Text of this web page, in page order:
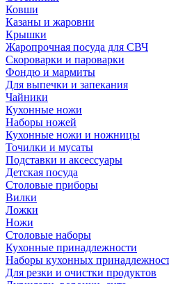
Ковши
Казаны и жаровни
Крышки
Жаропрочная посуда для СВЧ
Скороварки и пароварки
Фондю и мармиты
Для выпечки и запекания
Чайники
Кухонные ножи
Наборы ножей
Кухонные ножи и ножницы
Точилки и мусаты
Подставки и аксессуары
Детская посуда
Столовые приборы
Вилки
Ложки
Ножи
Столовые наборы
Кухонные принадлежности
Наборы кухонных
Для резки и очистки продуктов